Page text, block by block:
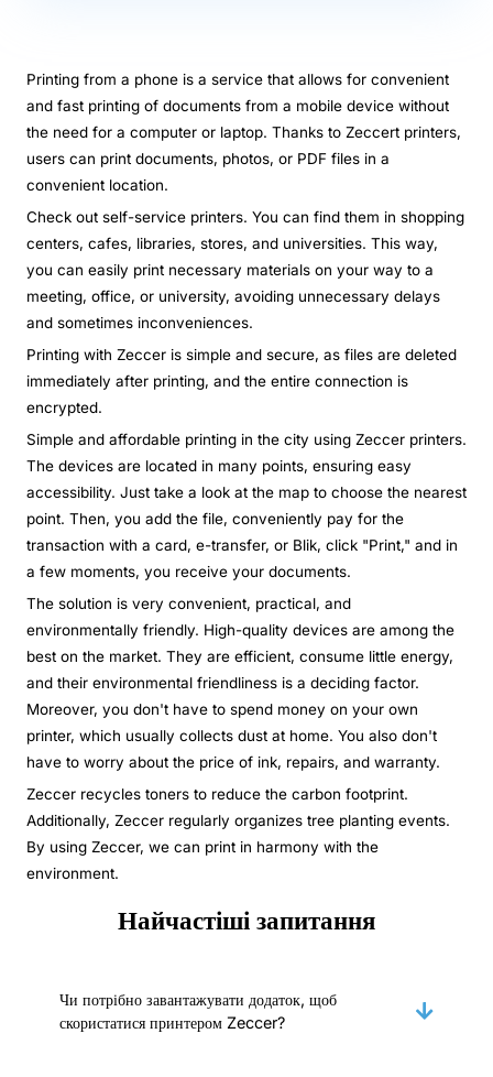
Printing from a phone is a service that allows for convenient
and fast printing of documents from a mobile device without
the need for a computer or laptop. Thanks to Zeccert printers,
users can print documents, photos, or PDF files in a
convenient location.
Check out self-service printers. You can find them in shopping
centers, cafes, libraries, stores, and universities. This way,
you can easily print necessary materials on your way to a
meeting, office, or university, avoiding unnecessary delays
and sometimes inconveniences.
Printing with Zeccer is simple and secure, as files are deleted
immediately after printing, and the entire connection is
encrypted.
Simple and affordable printing in the city using Zeccer printers.
The devices are located in many points, ensuring easy
accessibility. Just take a look at the map to choose the nearest
point. Then, you add the file, conveniently pay for the
transaction with a card, e-transfer, or Blik, click "Print," and in
a few moments, you receive your documents.
The solution is very convenient, practical, and
environmentally friendly. High-quality devices are among the
best on the market. They are efficient, consume little energy,
and their environmental friendliness is a deciding factor.
Moreover, you don't have to spend money on your own
printer, which usually collects dust at home. You also don't
have to worry about the price of ink, repairs, and warranty.
Zeccer recycles toners to reduce the carbon footprint.
Additionally, Zeccer regularly organizes tree planting events.
By using Zeccer, we can print in harmony with the
environment.
Найчастіші запитання
Чи потрібно завантажувати додаток, щоб
скористатися принтером Zeccer?